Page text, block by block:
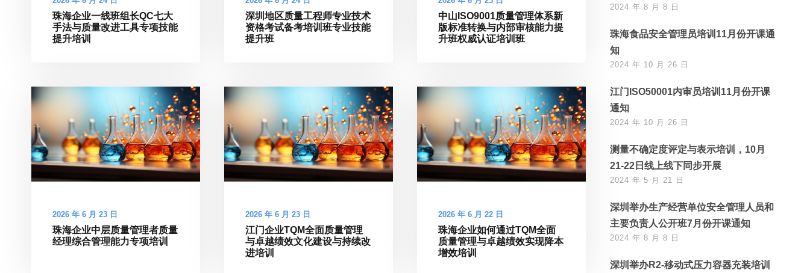
珠海企业一线班组长QC七大
手法与质量改进工具专项技能
提升培训
深圳地区质量工程师专业技术
资格考试备考培训班专业技能
提升班
中山ISO9001质量管理体系新
版标准转换与内部审核能力提
升班权威认证培训班
2026 年 6 月 23 日
珠海企业中层质量管理者质量
经理综合管理能力专项培训
2026 年 6 月 23 日
江门企业TQM全面质量管理
与卓越绩效文化建设与持续改
进培训
2026 年 6 月 22 日
珠海企业如何通过TQM全面
质量管理与卓越绩效实现降本
增效培训
2024 年 8 月 8 日
珠海食品安全管理员培训11月份开课通
知
2024 年 10 月 26 日
江门ISO50001内审员培训11月份开课
通知
2024 年 10 月 26 日
测量不确定度评定与表示培训，10月
21-22日线上线下同步开展
2024 年 5 月 21 日
深圳举办生产经营单位安全管理人员和
主要负责人公开班7月份开课通知
2024 年 8 月 8 日
深圳举办R2-移动式压力容器充装培训